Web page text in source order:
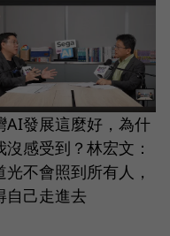
AI發展這麼好，為什
沒感受到？林宏文：
光不會照到所有人，
自己走進去